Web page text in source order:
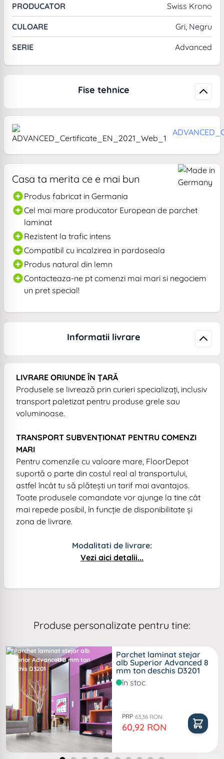
PRODUCATOR Swiss Krono
CULOARE Gri, Negru
SERIE Advanced
Fise tehnice
Casa ta merita ce e mai bun
Produs fabricat in Germania
Cel mai mare producator European de parchet
laminat
Rezistent la trafic intens
Compatibil cu incalzirea in pardoseala
Produs natural din lemn
Contacteaza-ne pt comenzi mai mari si negociem
un pret special!
Informatii livrare
LIVRARE ORIUNDE ÎN ȚARĂ
Produsele se livrează prin curieri specializați, inclusiv
transport paletizat pentru produse grele sau
voluminoase.
TRANSPORT SUBVENȚIONAT PENTRU COMENZI
MARI
Pentru comenzile cu valoare mare, FloorDepot
suportă o parte din costul real al transportului,
astfel încât tu să plătești un tarif mai avantajos.
Toate produsele comandate vor ajunge la tine cât
mai repede posibil, în funcție de disponibilitate și
zona de livrare.
Modalitati de livrare:
Vezi aici detalii...
Produse personalizate pentru tine:
-4%
Parchet laminat stejar
alb Superior Advanced 8
mm ton deschis D3201
în stoc
PRP 63,36 RON
Pret special
60,92 RON